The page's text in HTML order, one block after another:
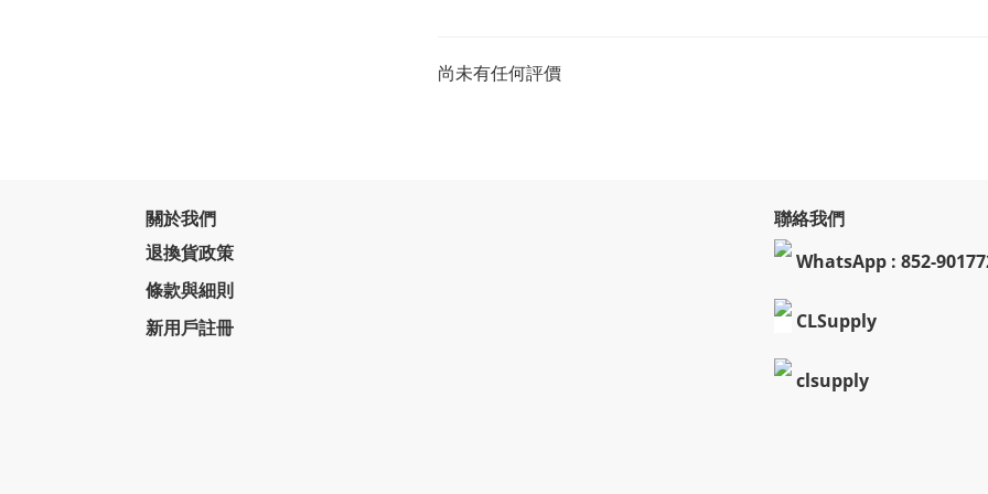
尚未有任何評價
關於我們
退換貨政策
條款與細則
新用戶註冊
聯絡我們
WhatsApp : 852-
CLSupply
clsupply